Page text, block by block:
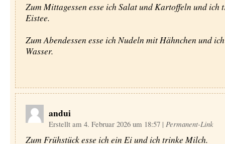
Zum Mittagessen esse ich Salat und Kartoffeln und ich
Eistee.
Zum Abendessen esse ich Nudeln mit Hähnchen und
Wasser.
andui
Erstellt am 4. Februar 2026 um 18:57 | Permanent-Link
Zum Frühstück esse ich ein Ei und ich trinke Milch.